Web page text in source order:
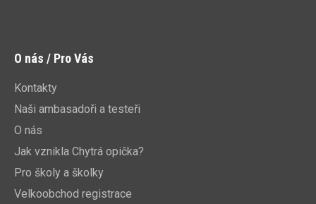
O nás / Pro Vás
Kontakty
Naši ambasadoři a testeři
O nás
Jak vznikla Chytrá opička?
Pro školy a školky
Velkoobchod registrace